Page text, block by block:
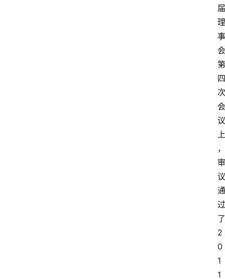
届
理
事
会
第
四
次
会
议
上
，
审
议
通
过
了
2
0
1
1